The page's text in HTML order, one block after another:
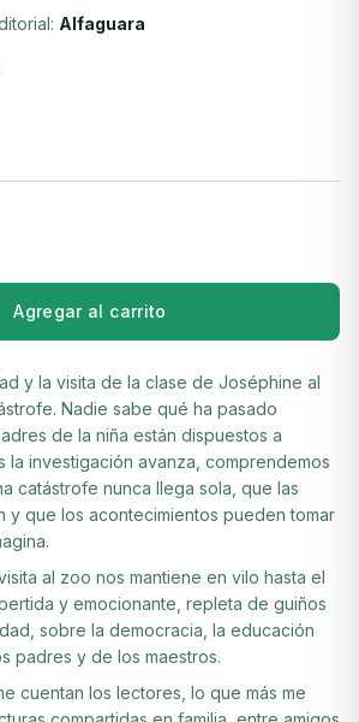
Alfaguara
Agregar al carrito
y la visita de la clase de Joséphine al
Nadie sabe qué ha pasado
de la niña están dispuestos a
la investigación avanza, comprendemos
catástrofe nunca llega sola, que las
y que los acontecimientos pueden tomar
al zoo nos mantiene en vilo hasta el
y emocionante, repleta de guiños
sobre la democracia, la educación
padres y de los maestros.
cuentan los lectores, lo que más me